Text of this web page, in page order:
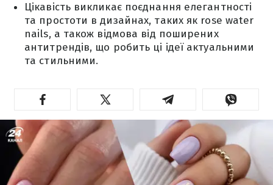
Цікавість викликає поєднання елегантності
та простоти в дизайнах, таких як rose water
nails, а також відмова від поширених
антитрендів, що робить ці ідеї актуальними
та стильними.